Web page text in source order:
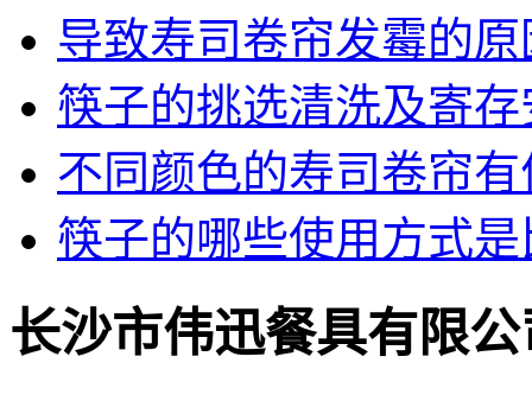
导致寿司卷帘发霉的
筷子的挑选清洗及寄存
不同颜色的寿司卷帘
筷子的哪些使用方式
长沙市伟迅餐具有限公